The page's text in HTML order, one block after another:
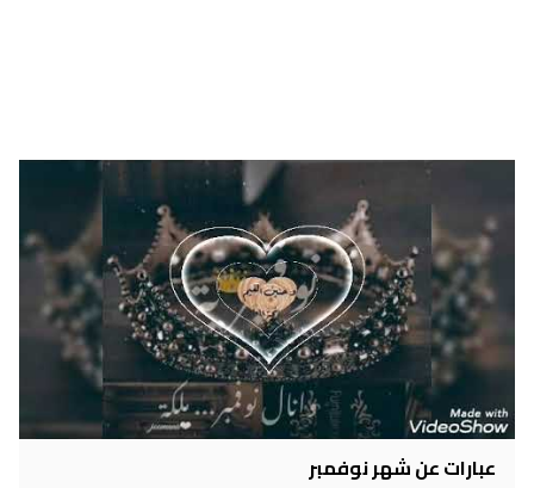
عبارات عن شهر نوفمبر